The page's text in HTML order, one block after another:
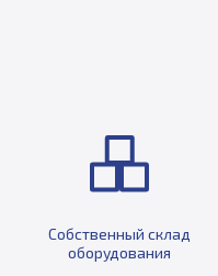
Собственный склад
оборудования